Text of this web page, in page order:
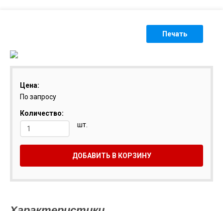
Печать
Цена:
По запросу
Количество:
шт.
ДОБАВИТЬ В КОРЗИНУ